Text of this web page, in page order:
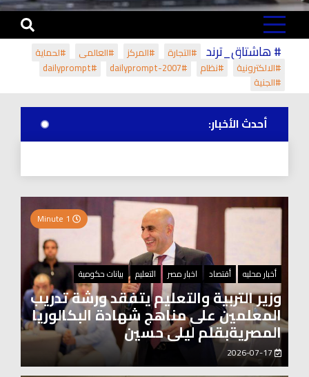
# هاشتاق_ترند #التجارة #المركز #العالمي
#لحماية
#الالكترونية
#نظام #dailyprompt-2007
#dailyprompt
#الجنية
أحدث الأخبار:
أخبار محليه أقتصاد اخبار مصر التعليم بيانات حكومية
وزير التربية والتعليم يتفقد ورشة تدريب
المعلمين على مناهج شهادة البكالوريا
المصريةبقلم ليلى حسين